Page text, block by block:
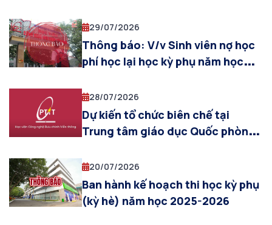
ACCA
nghiệp đợt tháng 07/2026 (khóa
2022 khối ngành kinh tế, Truyền
thông ĐPT và Báo chí)
29/07/2026
Thông báo: V/v Sinh viên nợ học
phí học lại học kỳ phụ năm học
28/07/2026
Dự kiến tổ chức biên chế tại
Trung tâm giáo dục Quốc phòng
(đợt 5, từ ngày 03/08/2026 đến
ngày 12/08/2026)
20/07/2026
Ban hành kế hoạch thi học kỳ phụ
(kỳ hè) năm học 2025-2026